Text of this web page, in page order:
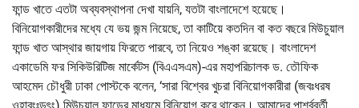
ফান্ড খাতে এতটা অব্যবস্থাপনা দেখা যায়নি, যতটা বাংলাদেশে হয়েছে।
বিনিয়োগকারীদের মধ্যে যে ভয় জন্ম নিয়েছে, তা কাটিয়ে কতদিন বা কত বছরে মিউচুয়াল
ফান্ড খাত আস্থার জায়গায় ফিরতে পারবে, তা নিয়েও শঙ্কা রয়েছে। বাংলাদেশ
একাডেমি ফর সিকিউরিটিজ মার্কেটস (বিএএসএম)-এর মহাপরিচালক ড. তৌফিক
আহমেদ চৌধুরী ঢাকা পোস্টকে বলেন, ‘সারা বিশ্বের খুচরা বিনিয়োগকারীরা (জবঃধরষ